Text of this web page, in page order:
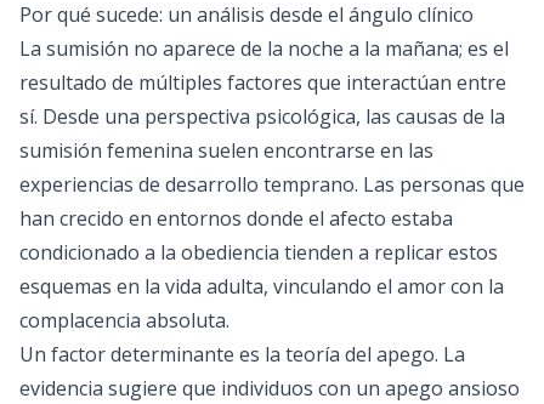
Por qué sucede: un análisis desde el ángulo clínico
La sumisión no aparece de la noche a la mañana; es el
resultado de múltiples factores que interactúan entre
sí. Desde una perspectiva psicológica, las causas de la
sumisión femenina suelen encontrarse en las
experiencias de desarrollo temprano. Las personas que
han crecido en entornos donde el afecto estaba
condicionado a la obediencia tienden a replicar estos
esquemas en la vida adulta, vinculando el amor con la
complacencia absoluta.
Un factor determinante es la teoría del apego. La
evidencia sugiere que individuos con un apego ansioso